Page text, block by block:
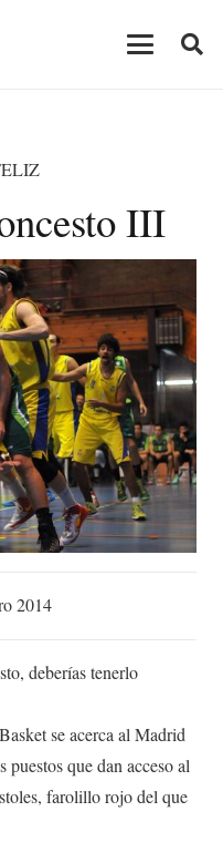
III
2014
deberías tenerlo
se acerca al Madrid
que dan acceso al
farolillo rojo del que